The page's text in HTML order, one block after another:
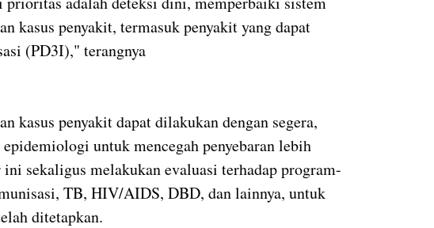
kasus penyakit, termasuk penyakit yang dapat
(PD3I)," terangnya
kasus penyakit dapat dilakukan dengan segera,
untuk mencegah penyebaran lebih
sekaligus melakukan evaluasi terhadap program-
TB, HIV/AIDS, DBD, dan lainnya, untuk
ditetapkan.